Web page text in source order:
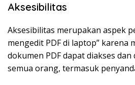
Aksesibilitas
Aksesibilitas merupakan aspek
mengedit PDF di laptop” karena
dokumen PDF dapat diakses
semua orang, termasuk